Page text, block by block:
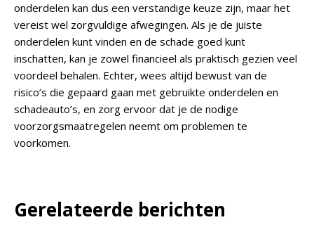
onderdelen kan dus een verstandige keuze zijn, maar het
vereist wel zorgvuldige afwegingen. Als je de juiste
onderdelen kunt vinden en de schade goed kunt
inschatten, kan je zowel financieel als praktisch gezien veel
voordeel behalen. Echter, wees altijd bewust van de
risico’s die gepaard gaan met gebruikte onderdelen en
schadeauto’s, en zorg ervoor dat je de nodige
voorzorgsmaatregelen neemt om problemen te
voorkomen.
Gerelateerde berichten